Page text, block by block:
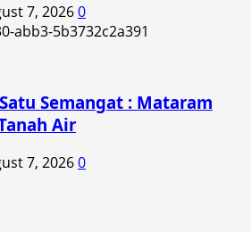
7, 20260
Semangat : Mataram
Air
7, 20260